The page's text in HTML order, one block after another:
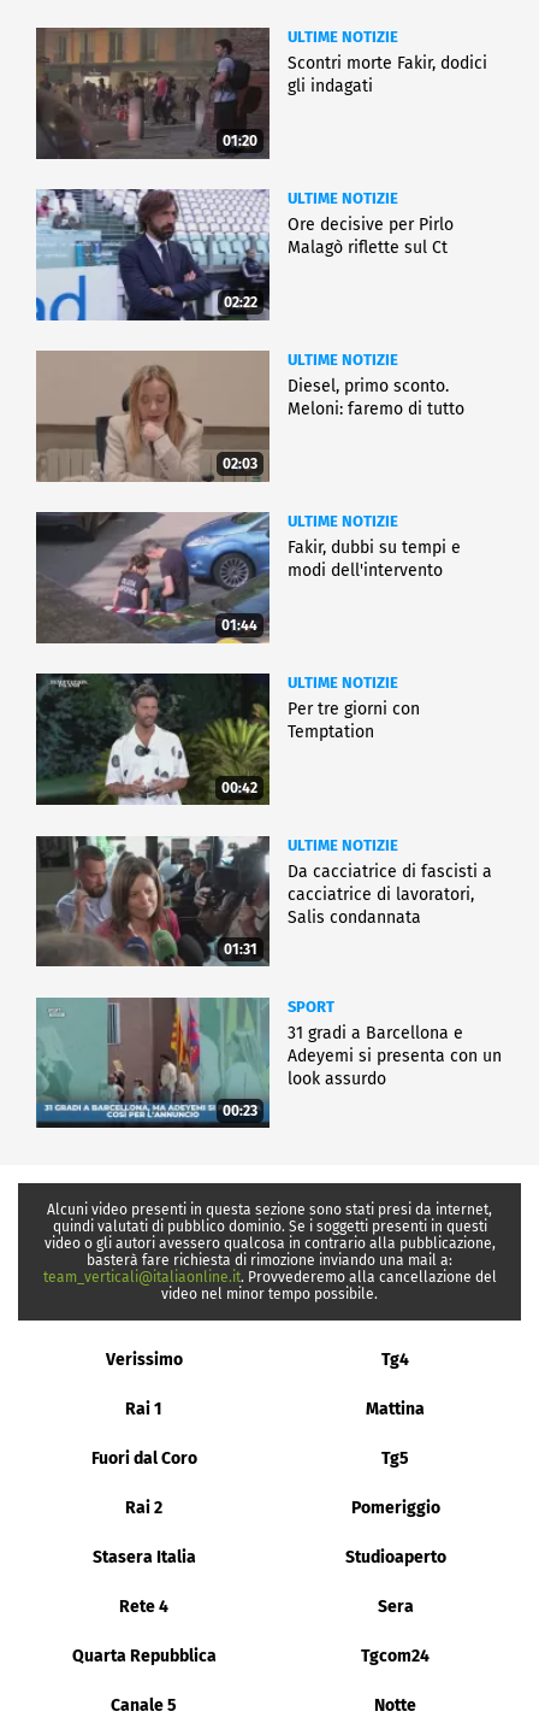
01:20
ULTIME NOTIZIE
Scontri morte Fakir, dodici
gli indagati
02:22
ULTIME NOTIZIE
Ore decisive per Pirlo
Malagò riflette sul Ct
02:03
ULTIME NOTIZIE
Diesel, primo sconto.
Meloni: faremo di tutto
01:44
ULTIME NOTIZIE
Fakir, dubbi su tempi e
modi dell'intervento
00:42
ULTIME NOTIZIE
Per tre giorni con
Temptation
01:31
ULTIME NOTIZIE
Da cacciatrice di fascisti a
cacciatrice di lavoratori,
Salis condannata
00:23
SPORT
31 gradi a Barcellona e
Adeyemi si presenta con un
look assurdo
Alcuni video presenti in questa sezione sono stati presi da internet,
quindi valutati di pubblico dominio. Se i soggetti presenti in questi
video o gli autori avessero qualcosa in contrario alla pubblicazione,
basterà fare richiesta di rimozione inviando una mail a:
team_verticali@italiaonline.it. Provvederemo alla cancellazione del
video nel minor tempo possibile.
Verissimo Tg4
Rai 1 Mattina
Fuori dal Coro Tg5
Rai 2 Pomeriggio
Stasera Italia Studioaperto
Rete 4 Sera
Quarta Repubblica Tgcom24
Canale 5 Notte